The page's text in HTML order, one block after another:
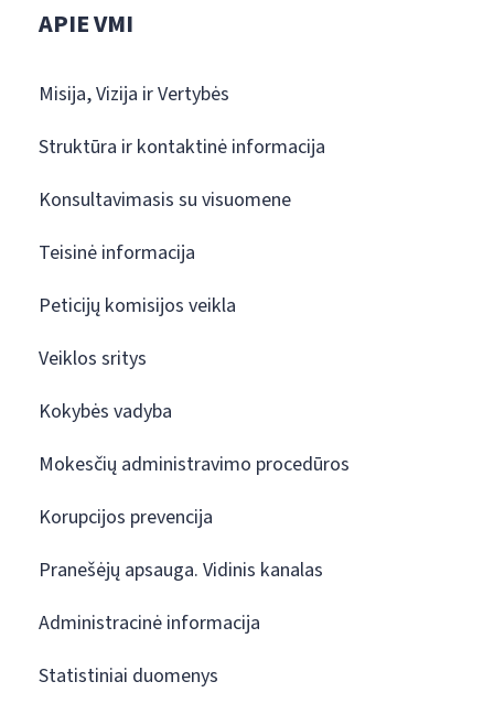
APIE VMI
Misija, Vizija ir Vertybės
Struktūra ir kontaktinė informacija
Konsultavimasis su visuomene
Teisinė informacija
Peticijų komisijos veikla
Veiklos sritys
Kokybės vadyba
Mokesčių administravimo procedūros
Korupcijos prevencija
Pranešėjų apsauga. Vidinis kanalas
Administracinė informacija
Statistiniai duomenys